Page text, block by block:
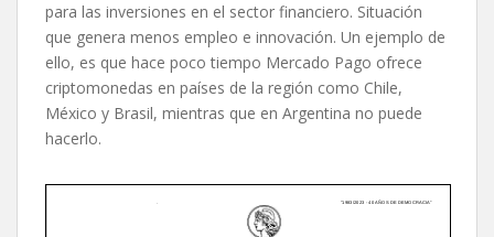
para las inversiones en el sector financiero. Situación
que genera menos empleo e innovación. Un ejemplo de
ello, es que hace poco tiempo Mercado Pago ofrece
criptomonedas en países de la región como Chile,
México y Brasil, mientras que en Argentina no puede
hacerlo.